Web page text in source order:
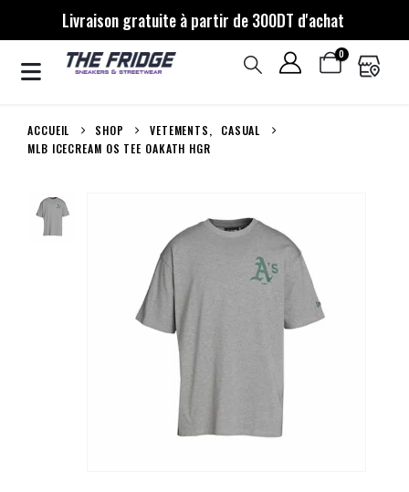
Livraison gratuite à partir de 300DT d'achat
0
ACCUEIL SHOP VETEMENTS,
CASUAL
MLB ICECREAM OS TEE OAKATH HGR